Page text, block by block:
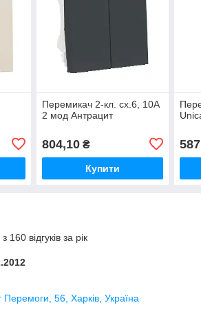
Перемикач 2-кл. сх.6, 10А
2 мод Антрацит
804,10₴
Купити
160 відгуків за рік
Перемоги, 56, Харків, Україна